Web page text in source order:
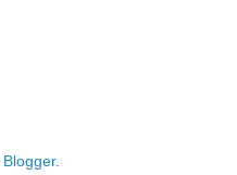
Blogger.